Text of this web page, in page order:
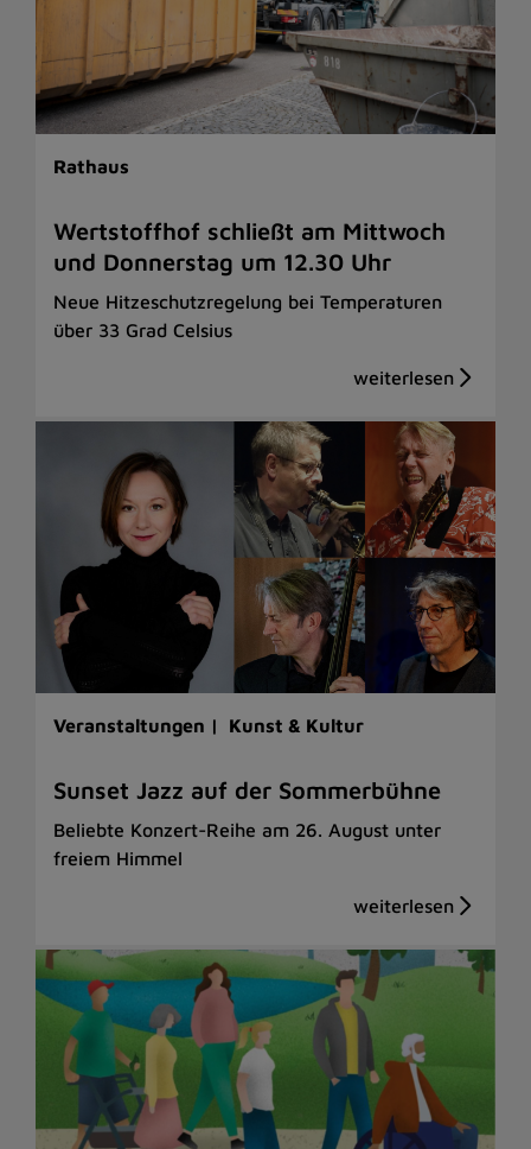
Rathaus
Wertstoffhof schließt am Mittwoch
und Donnerstag um 12.30 Uhr
Neue Hitzeschutzregelung bei Temperaturen
über 33 Grad Celsius
Veranstaltungen | Kunst & Kultur
Sunset Jazz auf der Sommerbühne
Beliebte Konzert-Reihe am 26. August unter
freiem Himmel